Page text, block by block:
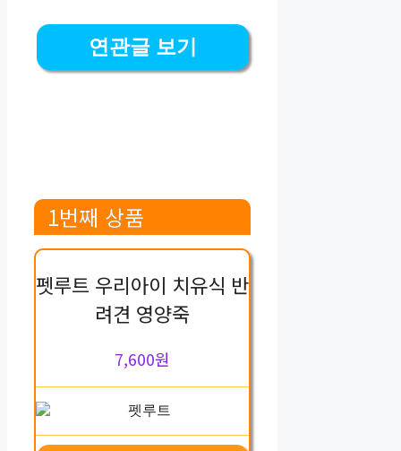
연관글 보기
1번째 상품
펫루트 우리아이 치유식 반
려견 영양죽
7,600원